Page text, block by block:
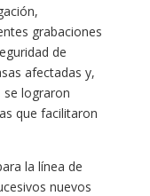
grabaciones
de
afectadas y,
se lograron
que facilitaron
la línea de
nuevos